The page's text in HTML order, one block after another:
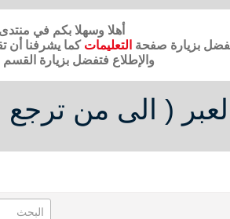
أهلا وسهلا بكم في منتدى
بزيارة صفحة التعليمات كما يشرفنا أن
والإطلاع فتفضل بزيارة القسم
( الى من ترجع